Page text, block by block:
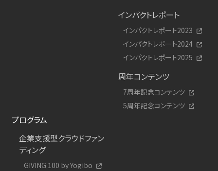
インパクトレポート
インパクトレポート2023
インパクトレポート2024
インパクトレポート2025
周年コンテンツ
7周年記念コンテンツ
5周年記念コンテンツ
プログラム
企業支援型クラウドファン
ディング
GIVING 100 by Yogibo